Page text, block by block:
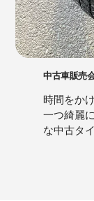
中古車販売
時間をか
一つ綺麗
な中古タ